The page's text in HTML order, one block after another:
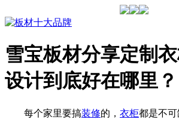
雪宝板材分享定制
设计到底好在哪里？
每个家里要搞装修的， 衣柜都是不可